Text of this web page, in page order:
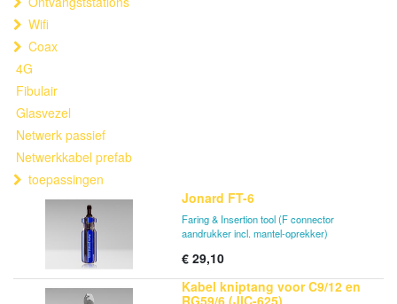
Wifi
Coax
4G
Fibulair
Glasvezel
Netwerk passief
Netwerkkabel prefab
toepassingen
Jonard FT-6
Faring & Insertion tool (F connector
aandrukker incl. mantel-oprekker)
€ 29,10
Kabel kniptang voor C9/12 en
RG59/6 (JIC-625)